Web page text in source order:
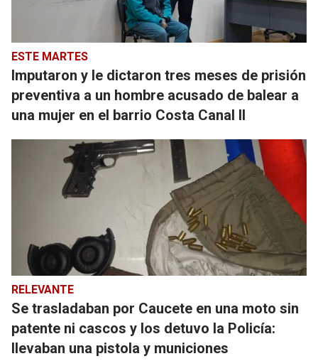
ESTE MARTES
Imputaron y le dictaron tres meses de prisión
preventiva a un hombre acusado de balear a
una mujer en el barrio Costa Canal II
RELEVANTE
Se trasladaban por Caucete en una moto sin
patente ni cascos y los detuvo la Policía:
llevaban una pistola y municiones